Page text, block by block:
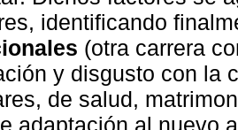
identificando
(otra carrera
y disgusto con la
de salud,
adaptación al nuevo